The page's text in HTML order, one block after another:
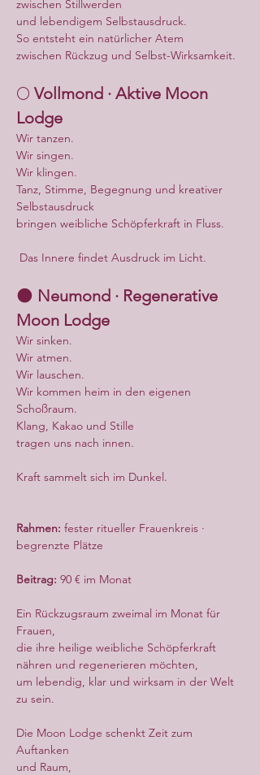
zwischen Stillwerden
und lebendigem Selbstausdruck.
So entsteht ein natürlicher Atem
zwischen Rückzug und Selbst-Wirksamkeit.
🌕 Vollmond · Aktive Moon
Lodge
Wir tanzen.
Wir singen.
Wir klingen.
Tanz, Stimme, Begegnung und kreativer
Selbstausdruck
bringen weibliche Schöpferkraft in Fluss.
Das Innere findet Ausdruck im Licht.
🌑 Neumond · Regenerative
Moon Lodge
Wir sinken.
Wir atmen.
Wir lauschen.
Wir kommen heim in den eigenen
Schoßraum.
Klang, Kakao und Stille
tragen uns nach innen.
Kraft sammelt sich im Dunkel.
Rahmen: fester ritueller Frauenkreis ·
begrenzte Plätze
Beitrag: 90 € im Monat
Ein Rückzugsraum zweimal im Monat für
Frauen,
die ihre heilige weibliche Schöpferkraft
nähren und regenerieren möchten,
um lebendig, klar und wirksam in der Welt
zu sein.
Die Moon Lodge schenkt Zeit zum
Auftanken
und Raum,